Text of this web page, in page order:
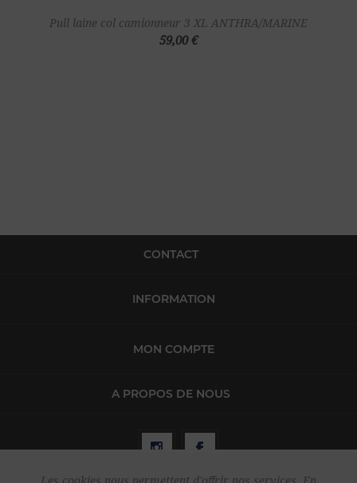
Pull laine col camionneur 3 XL ANTHRA/MARINE
59,00 €
CONTACT
INFORMATION
MON COMPTE
A PROPOS DE NOUS